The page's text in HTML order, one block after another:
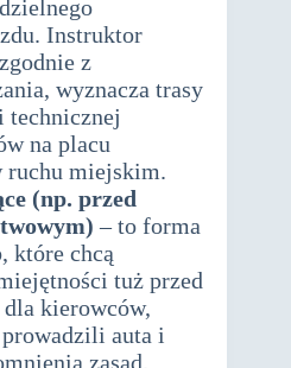
Instruktor
z
wyznacza trasy
technicznej
na placu
ruchu miejskim.
(np. przed
– to forma
które chcą
tuż przed
kierowców,
auta i
zasad.